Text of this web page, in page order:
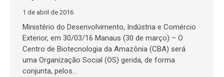
1 de abril de 2016
Ministério do Desenvolvimento, Indústria e Comércio
Exterior, em 30/03/16 Manaus (30 de março) – O
Centro de Biotecnologia da Amazônia (CBA) será
uma Organização Social (OS) gerida, de forma
conjunta, pelos…